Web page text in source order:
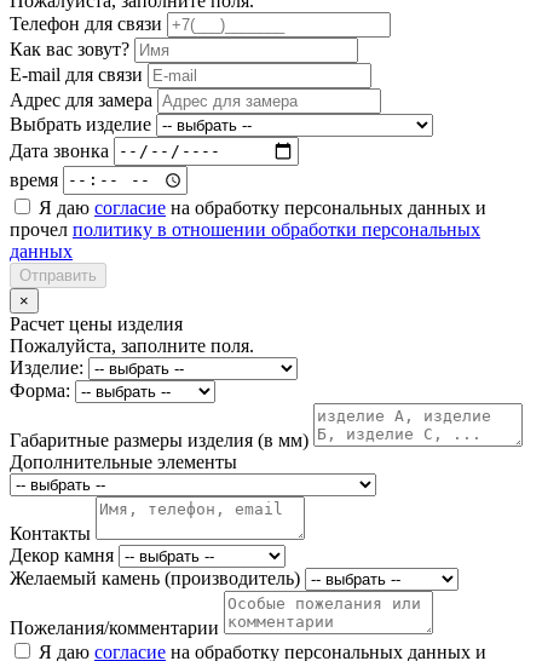
Телефон для связи
Как вас зовут?
E-mail для связи
Адрес для замера
Выбрать изделие
Дата звонка
время
Я даю согласие на обработку персональных данных и
прочел политику в отношении обработки персональных
данных
Отправить
×
Расчет цены изделия
Пожалуйста, заполните поля.
Изделие:
Форма:
Габаритные размеры изделия (в мм)
Дополнительные элементы
Контакты
Декор камня
Желаемый камень (производитель)
Пожелания/комментарии
Я даю согласие на обработку персональных данных и